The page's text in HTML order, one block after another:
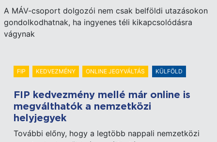
A MÁV-csoport dolgozói nem csak belföldi utazásokon
gondolkodhatnak, ha ingyenes téli kikapcsolódásra
vágynak
FIP KEDVEZMÉNY ONLINE JEGYVÁLTÁS KÜLFÖLD
FIP kedvezmény mellé már online is
megválthatók a nemzetközi
helyjegyek
További előny, hogy a legtöbb nappali nemzetközi